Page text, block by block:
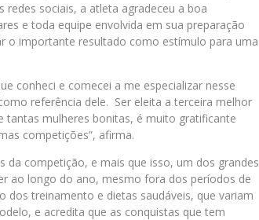
redes sociais, a atleta agradeceu a boa
e toda equipe envolvida em sua preparação
o importante resultado como estímulo para uma
conheci e comecei a me especializar nesse
referência dele. Ser eleita a terceira melhor
tantas mulheres bonitas, é muito gratificante
competições”, afirma.
da competição, e mais que isso, um dos grandes
ao longo do ano, mesmo fora dos períodos de
dos treinamento e dietas saudáveis, que variam
e acredita que as conquistas que tem